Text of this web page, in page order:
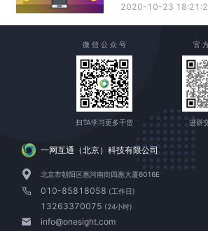
2020-10-23
一网互通（北京）科技有限公司
北京市朝阳区惠河南街四惠大厦6016E
010-85818058 (工作日)
13263370075 (24小时)
info@onesight.com
微 信 公 众 号
扫TA学习更多干货
官
进群